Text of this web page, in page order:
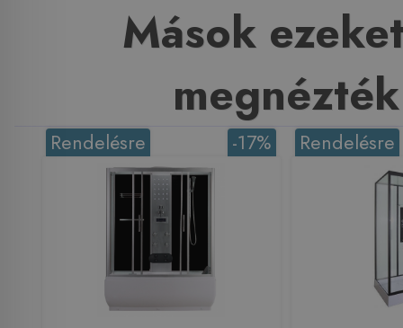
Mások
megnézték
-17%
Rendelésre Rendelésre